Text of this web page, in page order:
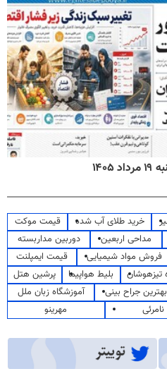
خرید طلای آب شده
قیمت موکت
مداحی اربعین
دوربین مداربسته
فروش مواد شیمیایی
قیمت ایمپلنت
تیزهوشان بلیط هواپیما
پرشین هتل
بهترین جراح بینی
آموزشگاه زبان ملل
مهرینو